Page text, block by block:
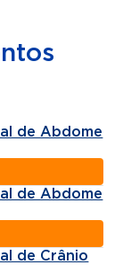
de Abdome
de Abdome
de Crânio